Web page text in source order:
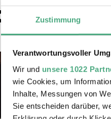
Zustimmung
Verantwortungsvoller
Wir und unsere 1022
wie Cookies, um
Inhalte, Messungen von
Sie entscheiden darüber,
könnte